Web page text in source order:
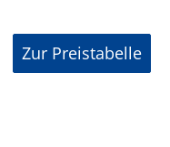
Zur Preistabelle